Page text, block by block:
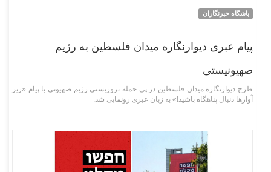
باشگاه خبرنگاران
پیام عبری دیوارنگاره میدان فلسطین به رژیم
صهیونیستی
طرح دیوارنگاره میدان فلسطین در پی حمله تروریستی رژیم صهیونی با پیام «زیر
آوار‌ها دنبال پناهگاه باشید!» به زبان عبری رونمایی شد.